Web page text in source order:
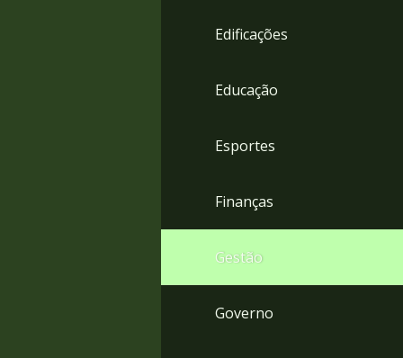
Edificações
Educação
Esportes
Finanças
Gestão
Governo